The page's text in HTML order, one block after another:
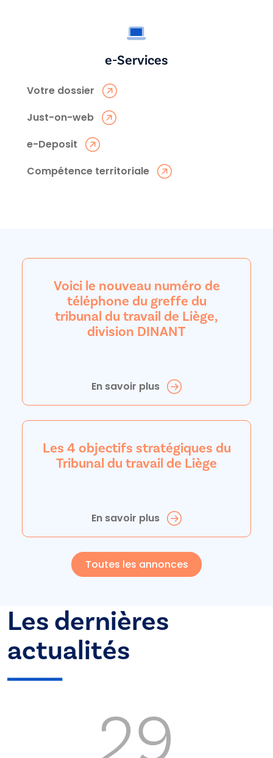
e-Services
Votre dossier
Just-on-web
e-Deposit
Compétence territoriale
Voici le nouveau numéro de
téléphone du greffe du
tribunal du travail de Liège,
division DINANT
En savoir plus
Les 4 objectifs stratégiques du
Tribunal du travail de Liège
En savoir plus
Toutes les annonces
Les dernières
actualités
29